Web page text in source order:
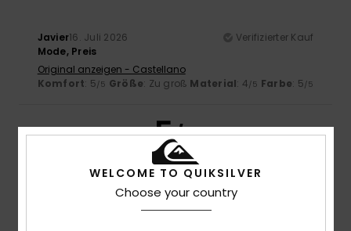
Javier16. Juli 2026
Verifizierter Kauf
Mode, Preis
Original anzeigen - Castellano
Komfort: 5/5 Größe: Zu groß Material: 4/5 Farbe: 5/5
5/5
WELCOME TO QUIKSILVER
Choose your country